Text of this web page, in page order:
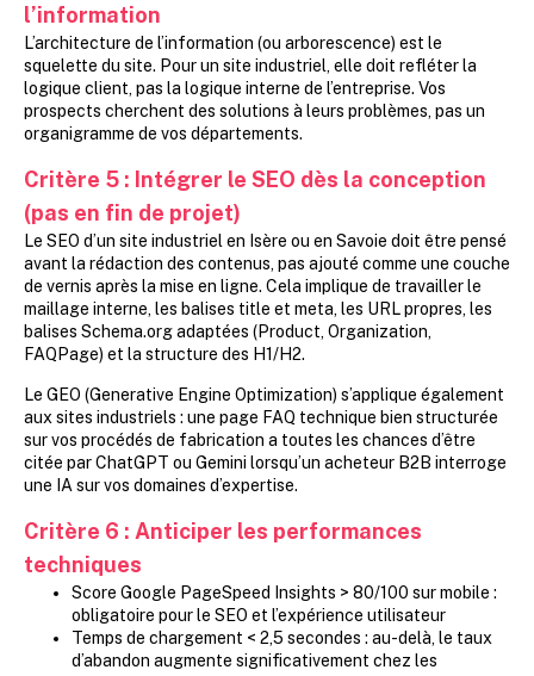
l’information
L’architecture de l’information (ou arborescence) est le
squelette du site. Pour un site industriel, elle doit refléter la
logique client, pas la logique interne de l’entreprise. Vos
prospects cherchent des solutions à leurs problèmes, pas un
organigramme de vos départements.
Critère 5 : Intégrer le SEO dès la conception
(pas en fin de projet)
Le SEO d’un site industriel en Isère ou en Savoie doit être pensé
avant la rédaction des contenus, pas ajouté comme une couche
de vernis après la mise en ligne. Cela implique de travailler le
maillage interne, les balises title et meta, les URL propres, les
balises Schema.org adaptées (Product, Organization,
FAQPage) et la structure des H1/H2.
Le GEO (Generative Engine Optimization) s’applique également
aux sites industriels : une page FAQ technique bien structurée
sur vos procédés de fabrication a toutes les chances d’être
citée par ChatGPT ou Gemini lorsqu’un acheteur B2B interroge
une IA sur vos domaines d’expertise.
Critère 6 : Anticiper les performances
techniques
Score Google PageSpeed Insights > 80/100 sur mobile :
obligatoire pour le SEO et l’expérience utilisateur
Temps de chargement < 2,5 secondes : au-delà, le taux
d’abandon augmente significativement chez les